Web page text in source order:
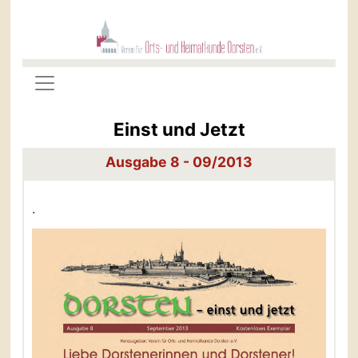
Einst und Jetzt
Ausgabe 8 - 09/2013
.